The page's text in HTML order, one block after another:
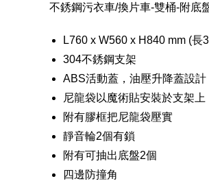
不銹鋼污衣車/換片車-雙桶-附底
L760 x W560 x H840 mm (長
304不銹鋼支架
ABS活動蓋，油壓升降蓋設
尼龍袋以魔術貼安裝於支架
附有膠框把尼龍袋壓實
靜音輪2個有鎖
附有可抽出底盤2個
四邊防撞角